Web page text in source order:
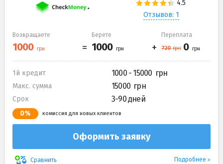
Отзывов: 1
Возвращаете Берете Переплата
1й кредит 1000 - 15000
Макс. сумма 15000
Срок 3-90 дней
0% комиссия для новых клиентов
Оформить заявку
Сравнить Подробнее